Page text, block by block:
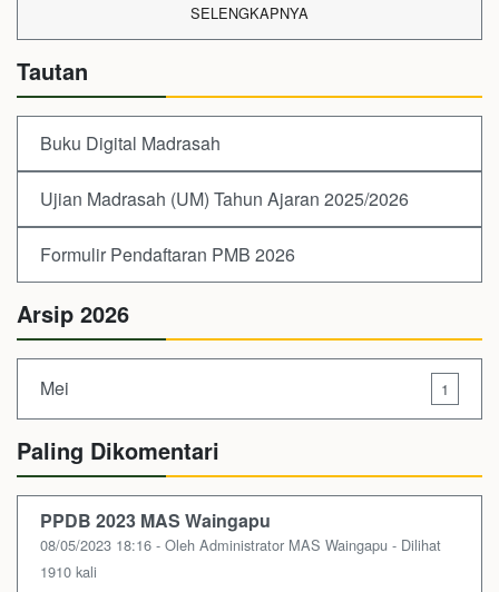
SELENGKAPNYA
Tautan
Buku Digital Madrasah
Ujian Madrasah (UM) Tahun Ajaran 2025/2026
Formulir Pendaftaran PMB 2026
Arsip 2026
Mei 1
Paling Dikomentari
PPDB 2023 MAS Waingapu
08/05/2023 18:16 - Oleh Administrator MAS Waingapu - Dilihat
1910 kali